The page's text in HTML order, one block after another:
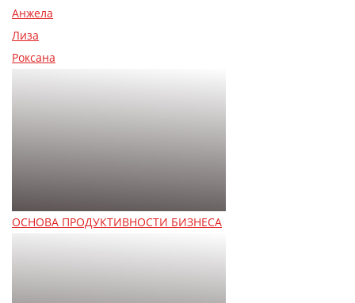
Анжела
Лиза
Роксана
ОСНОВА ПРОДУКТИВНОСТИ БИЗНЕСА